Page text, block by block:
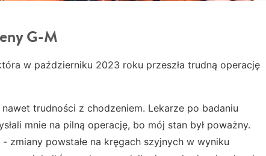
G-M
w październiku 2023 roku przeszła trudną operację
nawet trudności z chodzeniem. Lekarze po badaniu
mnie na pilną operację, bo mój stan był poważny.
- zmiany powstałe na kręgach szyjnych w wyniku